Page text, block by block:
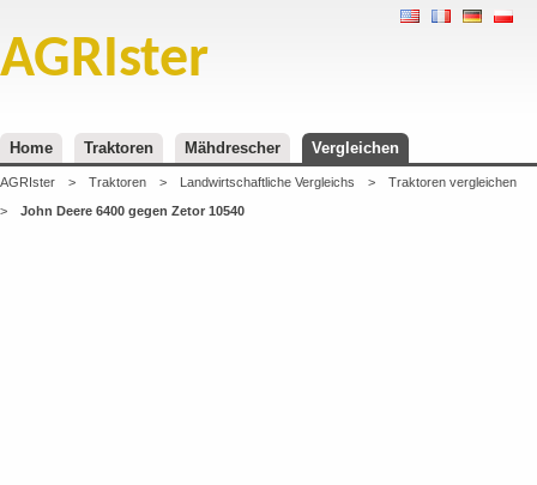
AGRIster
Home Traktoren Mähdrescher Vergleichen
AGRIster > Traktoren > Landwirtschaftliche Vergleichs >
Traktoren vergleichen
>
John Deere 6400 gegen Zetor 10540